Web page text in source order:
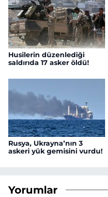
Husilerin düzenlediği
saldırıda 17 asker öldü!
Rusya, Ukrayna’nın 3
askeri yük gemisini vurdu!
Yorumlar